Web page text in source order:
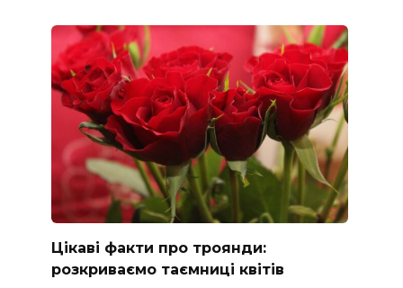
Цікаві факти про троянди:
розкриваємо таємниці квітів